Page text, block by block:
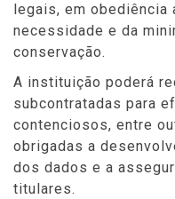
legais, em obediência
necessidade e da
conservação.
A instituição poderá
subcontratadas para
contenciosos, entre
obrigadas a
dos dados e a
titulares.